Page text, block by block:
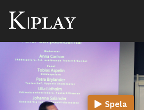
Start
Spela